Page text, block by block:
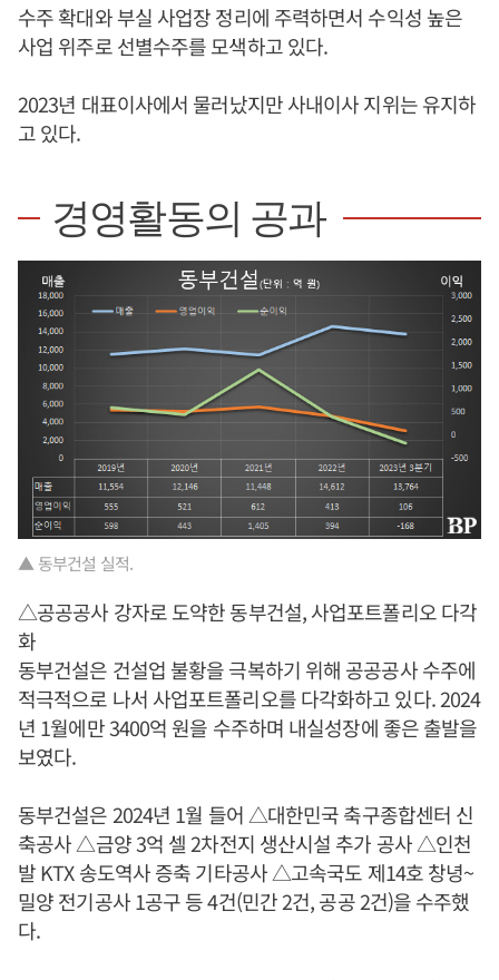
수주 확대와 부실 사업장 정리에 주력하면서 수익성 높은
사업 위주로 선별수주를 모색하고 있다.
2023년 대표이사에서 물러났지만 사내이사 지위는 유지하
고 있다.
경영활동의 공과
▲ 동부건설 실적.
△공공공사 강자로 도약한 동부건설, 사업포트폴리오 다각
화
동부건설은 건설업 불황을 극복하기 위해 공공공사 수주에
적극적으로 나서 사업포트폴리오를 다각화하고 있다. 2024
년 1월에만 3400억 원을 수주하며 내실성장에 좋은 출발을
보였다.
동부건설은 2024년 1월 들어 △대한민국 축구종합센터 신
축공사 △금양 3억 셀 2차전지 생산시설 추가 공사 △인천
발 KTX 송도역사 증축 기타공사 △고속국도 제14호 창녕~
밀양 전기공사 1공구 등 4건(민간 2건, 공공 2건)을 수주했
다.